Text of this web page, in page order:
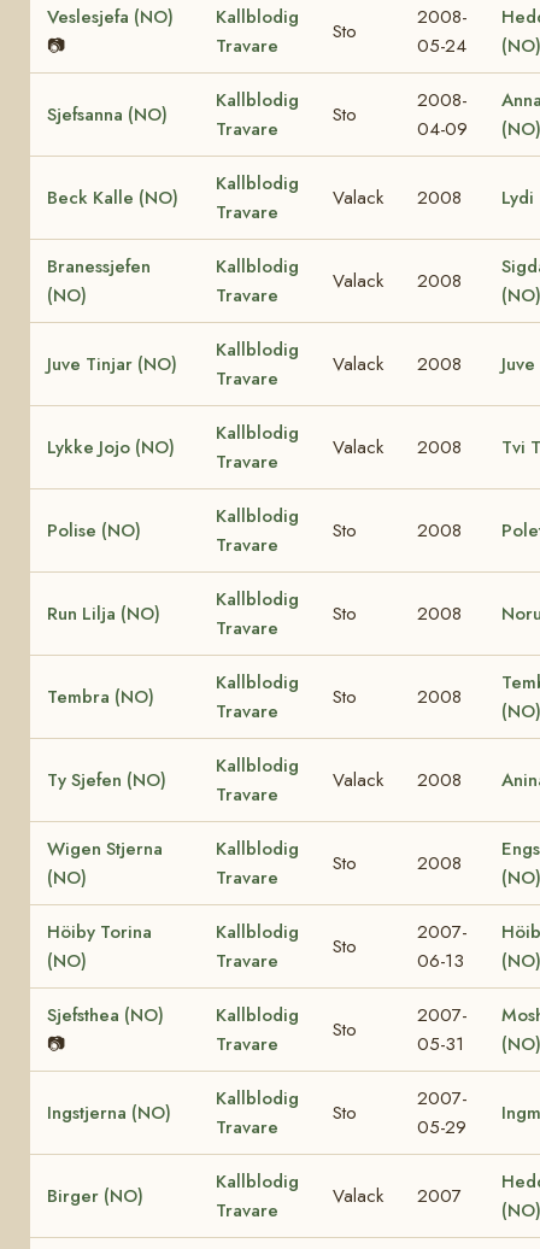
Veslesjefa (NO)
📷
Kallblodig
Travare
Sto
2008-
05-24
(NO)
Sjefsanna (NO)
Kallblodig
Travare
Sto
2008-
04-09
(NO)
Beck Kalle (NO)
Kallblodig
Travare
Valack 2008
Branessjefen
(NO)
Kallblodig
Travare
Valack 2008
(NO)
Juve Tinjar (NO)
Kallblodig
Travare
Valack 2008
Lykke Jojo (NO)
Kallblodig
Travare
Valack 2008 Tvi
Polise (NO)
Kallblodig
Travare
Sto 2008
Run Lilja (NO)
Kallblodig
Travare
Sto 2008
Tembra (NO)
Kallblodig
Travare
Sto 2008
(NO)
Ty Sjefen (NO)
Kallblodig
Travare
Valack 2008
Wigen Stjerna
(NO)
Kallblodig
Travare
Sto 2008
(NO)
Höiby Torina
(NO)
Kallblodig
Travare
Sto
2007-
06-13
(NO)
Sjefsthea (NO)
📷
Kallblodig
Travare
Sto
2007-
05-31
(NO)
Ingstjerna (NO)
Kallblodig
Travare
Sto
2007-
05-29
Birger (NO)
Kallblodig
Travare
Valack 2007
(NO)